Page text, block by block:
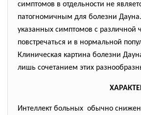
симптомов в отдельности не
патогномичным для болезни
указанных симптомов с различной
повстречаться и в нормальной
Клиническая картина болезни
лишь сочетанием этих
Интеллект больных обычно